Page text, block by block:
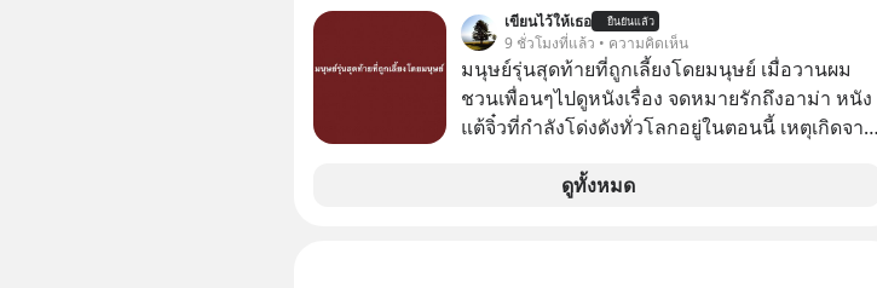
เขียนไว้ให้เธอ ยืนยันแล้ว
9 ชั่วโมงที่แล้ว • ความคิดเห็น
มนุษย์รุ่นสุดท้ายที่ถูกเลี้ยงโดยมนุษย์ เมื่อวานผม
ชวนเพื่อนๆไปดูหนังเรื่อง จดหมายรักถึงอาม่า หนัง
แต้จิ๋วที่กำลังโด่งดังทั่วโลกอยู่ในตอนนี้ เหตุเกิดจาก
ดูทั้งหมด